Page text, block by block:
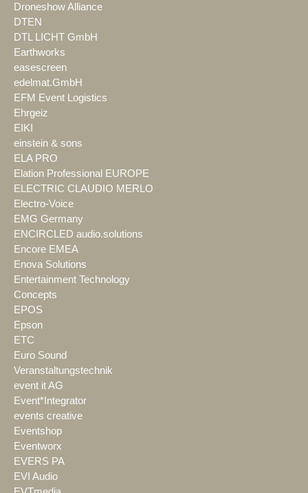
Droneshow Alliance
DTEN
DTL LICHT GmbH
Earthworks
easescreen
edelmat.GmbH
EFM Event Logistics
Ehrgeiz
EIKI
einstein & sons
ELA PRO
Elation Professional EUROPE
ELECTRIC CLAUDIO MERLO
Electro-Voice
EMG Germany
ENCIRCLED audio.solutions
Encore EMEA
Enova Solutions
Entertainment Technology
Concepts
EPOS
Epson
ETC
Euro Sound
Veranstaltungstechnik
event it AG
Event*Integrator
events creative
Eventshop
Eventworx
EVERS PA
EVI Audio